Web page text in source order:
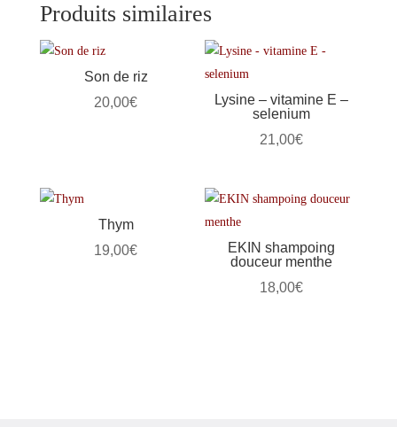
Produits similaires
Son de riz
20,00€
Lysine – vitamine E –
selenium
21,00€
Thym
19,00€
EKIN shampoing
douceur menthe
18,00€